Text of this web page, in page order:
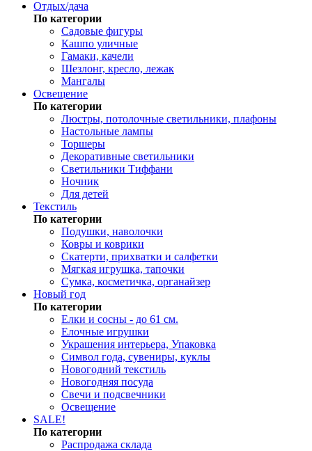
Отдых/дача
По категории
Садовые фигуры
Кашпо уличные
Гамаки, качели
Шезлонг, кресло, лежак
Мангалы
Освещение
По категории
Люстры, потолочные светильники, плафоны
Настольные лампы
Торшеры
Декоративные светильники
Светильники Тиффани
Ночник
Для детей
Текстиль
По категории
Подушки, наволочки
Ковры и коврики
Скатерти, прихватки и салфетки
Мягкая игрушка, тапочки
Сумка, косметичка, органайзер
Новый год
По категории
Елки и сосны - до 61 см.
Елочные игрушки
Украшения интерьера, Упаковка
Символ года, сувениры, куклы
Новогодний текстиль
Новогодняя посуда
Свечи и подсвечники
Освещение
SALE!
По категории
Распродажа склада